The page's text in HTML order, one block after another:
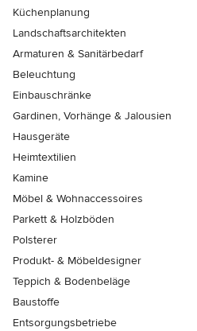
Küchenplanung
Landschaftsarchitekten
Armaturen & Sanitärbedarf
Beleuchtung
Einbauschränke
Gardinen, Vorhänge & Jalousien
Hausgeräte
Heimtextilien
Kamine
Möbel & Wohnaccessoires
Parkett & Holzböden
Polsterer
Produkt- & Möbeldesigner
Teppich & Bodenbeläge
Baustoffe
Entsorgungsbetriebe